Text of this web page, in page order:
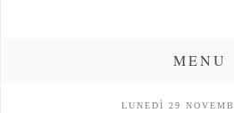
MENU
LUNEDÌ 29